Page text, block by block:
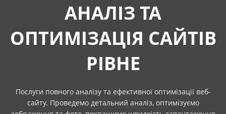
АНАЛІЗ ТА
ОПТИМІЗАЦІЯ САЙТІВ
РІВНЕ
Послуги повного аналізу та ефективної оптимізації веб-
сайту. Проведемо детальний аналіз, оптимізуємо